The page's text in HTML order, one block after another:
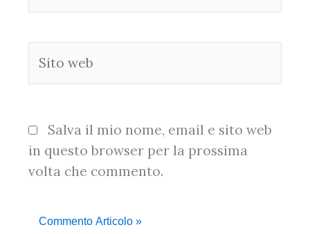
web
Salva il mio nome, email e sito web
in questo browser per la prossima
volta che commento.